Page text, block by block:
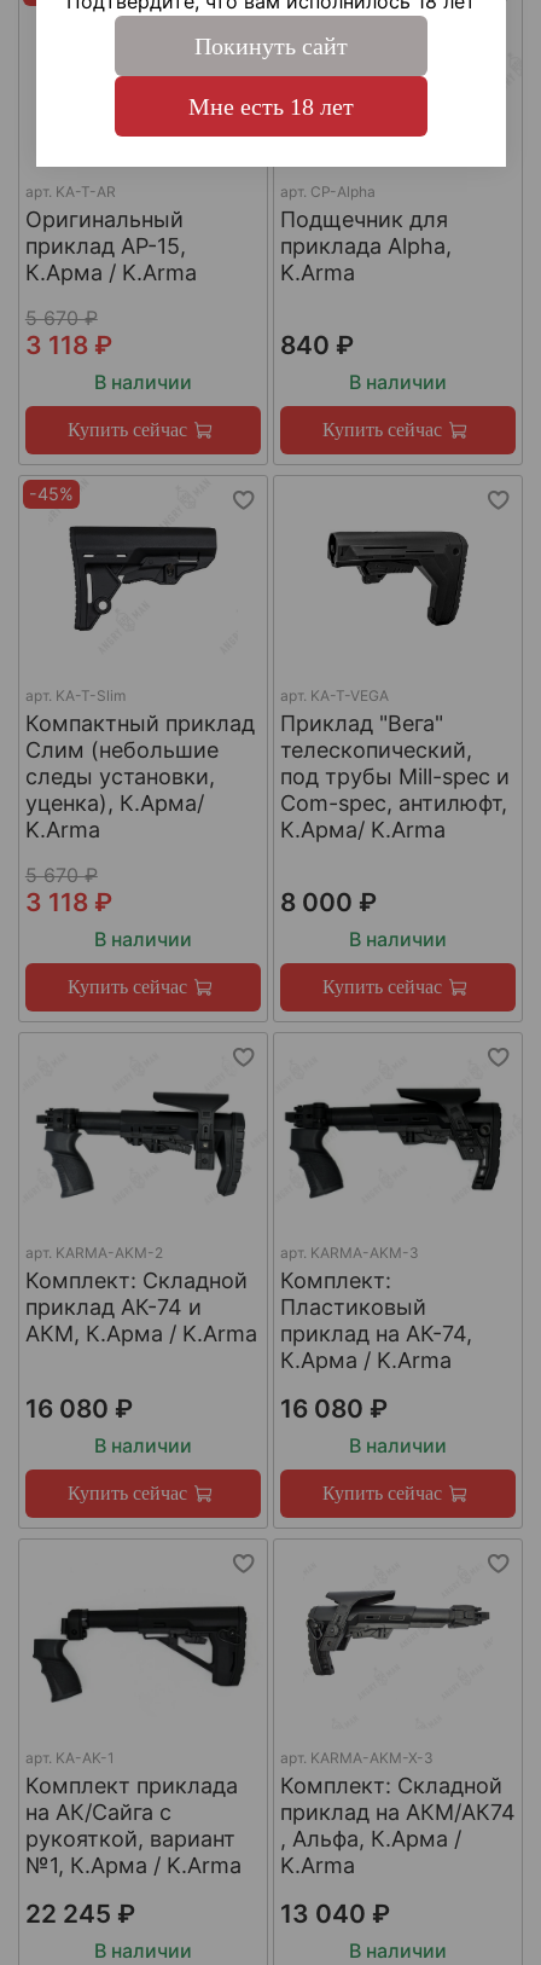
арт. KA-T-AR
Оригинальный
приклад AР-15,
К.Арма / K.Arma
5 670 ₽
3 118 ₽
В наличии
Купить сейчас
арт. CP-Alpha
Подщечник для
приклада Alpha,
K.Arma
840 ₽
В наличии
Купить сейчас
-45%
арт. KA-T-Slim
Компактный приклад
Слим (небольшие
следы установки,
уценка), К.Арма/
K.Arma
5 670 ₽
3 118 ₽
В наличии
Купить сейчас
арт. KA-T-VEGA
Приклад "Вега"
телескопический,
под трубы Mill-spec и
Com-spec, антилюфт,
К.Арма/ K.Arma
8 000 ₽
В наличии
Купить сейчас
арт. KARMA-AKM-2
Комплект: Cкладной
приклад АК-74 и
АКМ, К.Арма / K.Arma
16 080 ₽
В наличии
Купить сейчас
арт. KARMA-AKM-3
Комплект:
Пластиковый
приклад на АК-74,
К.Арма / K.Arma
16 080 ₽
В наличии
Купить сейчас
арт. KA-AK-1
Комплект приклада
на АК/Сайга с
рукояткой, вариант
№1, К.Арма / K.Arma
22 245 ₽
В наличии
арт. KARMA-AKM-X-3
Комплект: Складной
приклад на АКМ/АК74
, Альфа, К.Арма /
K.Arma
13 040 ₽
В наличии
Покинуть сайт
Мне есть 18 лет